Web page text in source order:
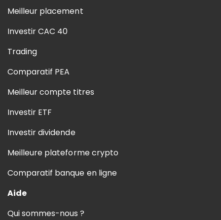
Meilleur placement
Investir CAC 40
Trading
Comparatif PEA
Meilleur compte titres
Investir ETF
Investir dividende
Meilleure plateforme crypto
Comparatif banque en ligne
Aide
Qui sommes-nous ?